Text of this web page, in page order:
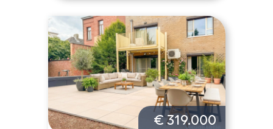
€ 319.000